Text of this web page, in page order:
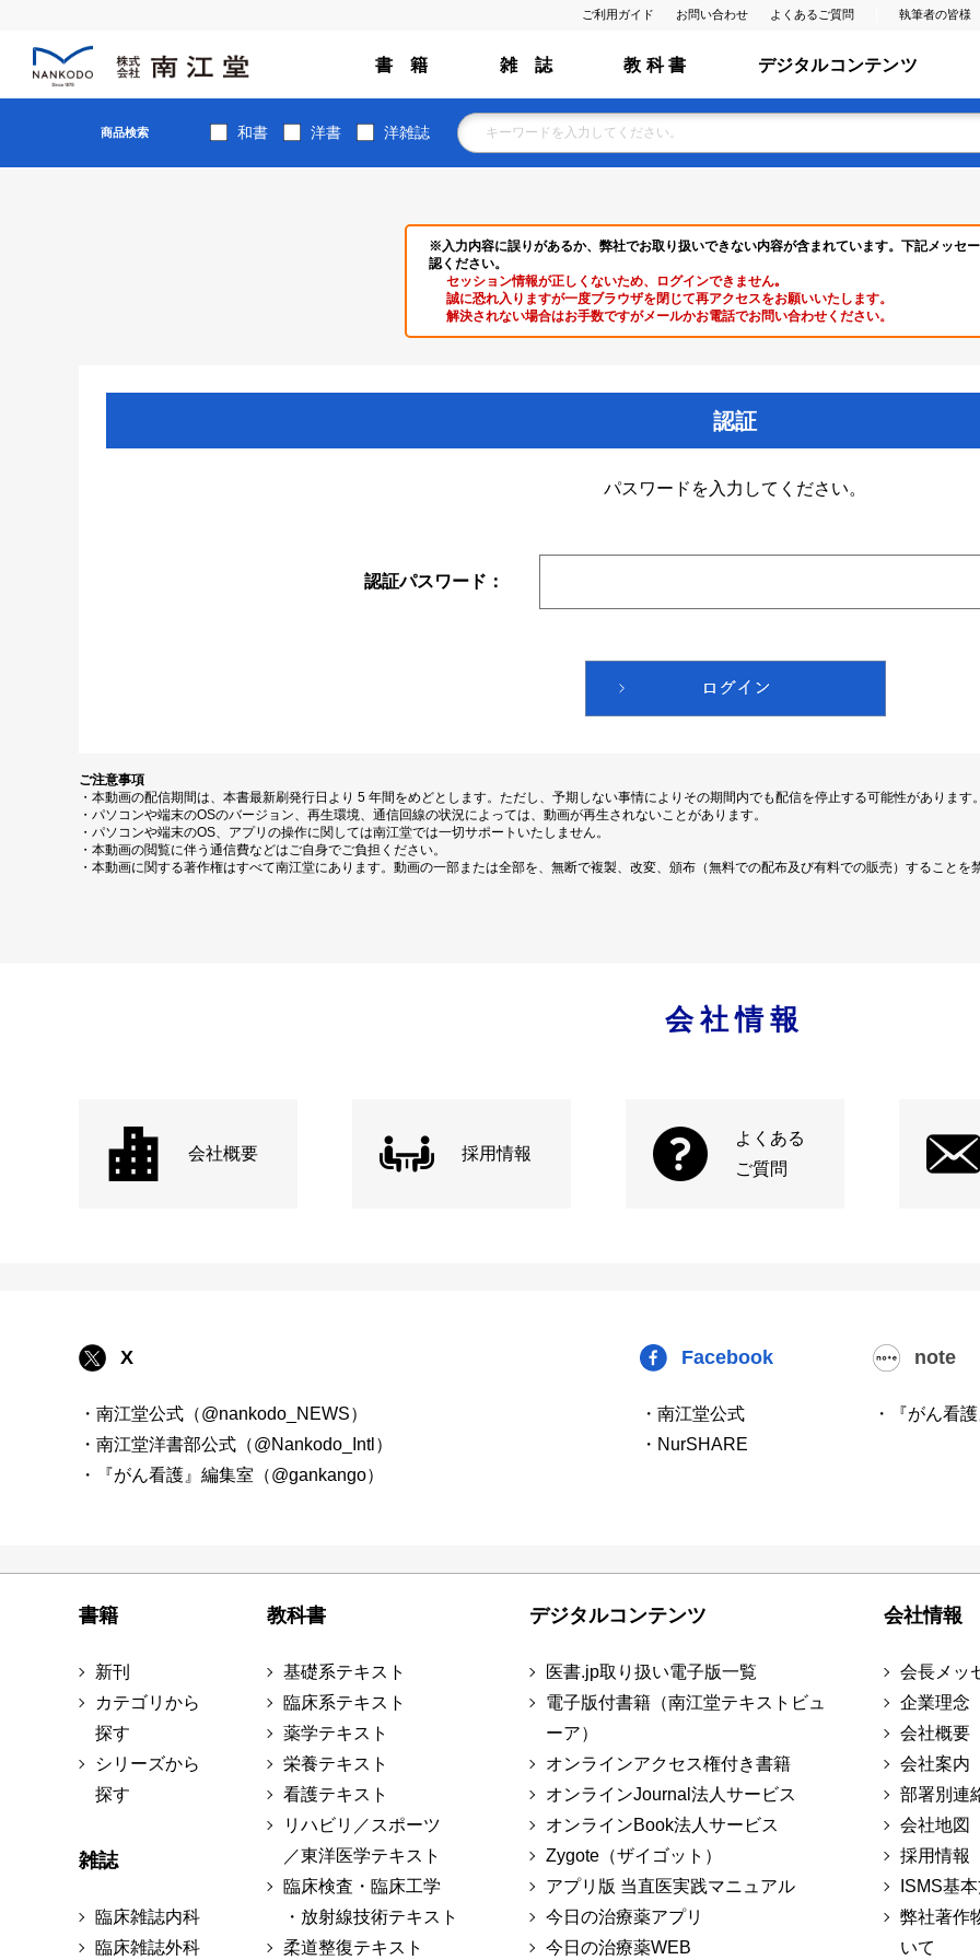
ご利用ガイド お問い合わせ よくあるご質問 執筆者の皆様
書 籍 雑 誌 教 科 書 デジタルコンテンツ
商品検索 和書 洋書 洋雑誌
※入力内容に誤りがあるか、弊社でお取り扱いできない内容が含まれています。下記メッセ
認ください。
セッション情報が正しくないため、ログインできません｡
誠に恐れ入りますが一度ブラウザを閉じて再アクセスをお願いいたします。
解決されない場合はお手数ですがメールかお電話でお問い合わせください。
認証
パスワードを入力してください。
認証パスワード：
ご注意事項
・本動画の配信期間は、本書最新刷発行日より 5 年間をめどとします。ただし、予期しない事情によりその期間内でも配信を停止する可能性があります。
・パソコンや端末のOSのバージョン、再生環境、通信回線の状況によっては、動画が再生されないことがあります。
・パソコンや端末のOS、アプリの操作に関しては南江堂では一切サポートいたしません。
・本動画の閲覧に伴う通信費などはご自身でご負担ください。
・本動画に関する著作権はすべて南江堂にあります。動画の一部または全部を、無断で複製、改変、頒布（無料での配布及び有料での販売）することを
会社情報
会社概要 採用情報
よくある
ご質問
X
・南江堂公式（@nankodo_NEWS）
・南江堂洋書部公式（@Nankodo_Intl）
・『がん看護』編集室（@gankango）
Facebook
・南江堂公式
・NurSHARE
note
・『がん看
書籍
新刊
カテゴリから
探す
シリーズから
探す
雑誌
臨床雑誌内科
臨床雑誌外科
教科書
基礎系テキスト
臨床系テキスト
薬学テキスト
栄養テキスト
看護テキスト
リハビリ／スポーツ
／東洋医学テキスト
臨床検査・臨床工学
・放射線技術テキスト
柔道整復テキスト
デジタルコンテンツ
医書.jp取り扱い電子版一覧
電子版付書籍（南江堂テキストビュ
ーア）
オンラインアクセス権付き書籍
オンラインJournal法人サービス
オンラインBook法人サービス
Zygote（ザイゴット）
アプリ版 当直医実践マニュアル
今日の治療薬アプリ
今日の治療薬WEB
会社情報
会長メッ
企業理念
会社概要
会社案内
部署別連
会社地図
採用情報
ISMS基
弊社著作
いて